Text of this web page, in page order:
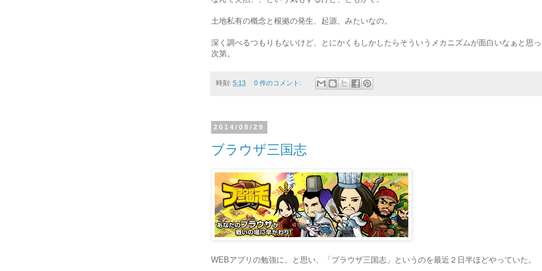
土地私有の概念と根拠の発生、起源、みたいなの。
深く調べるつもりもないけど、とにかくもしかしたらそういうメカニズムが面白いなぁと思
次第。
時刻: 5:13 0 件のコメント:
2014/08/29
ブラウザ三国志
WEBアプリの勉強に、と思い、「ブラウザ三国志」というのを最近２日半ほどやっていた。